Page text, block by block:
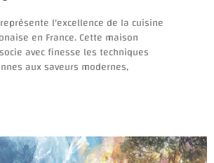
l'excellence de la cuisine
en France. Cette maison
avec finesse les techniques
aux saveurs modernes,